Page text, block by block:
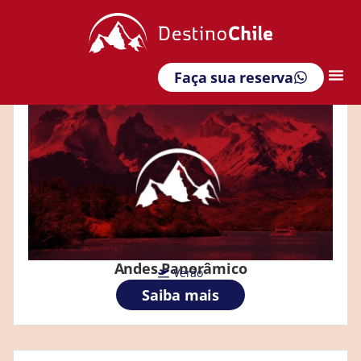
Faça sua reserva
Verão
Andes Panorâmico
Verão
Saiba mais